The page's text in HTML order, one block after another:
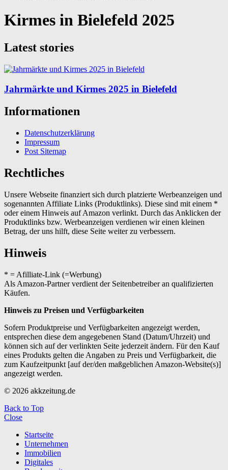
Kirmes in Bielefeld 2025
Latest stories
Jahrmärkte und Kirmes 2025 in Bielefeld
Informationen
Datenschutzerklärung
Impressum
Post Sitemap
Rechtliches
Unsere Webseite finanziert sich durch platzierte Werbeanzeigen und
sogenannten Affiliate Links (Produktlinks). Diese sind mit einem *
oder einem Hinweis auf Amazon verlinkt. Durch das Anklicken der
Produktlinks bzw. Werbeanzeigen verdienen wir einen kleinen
Betrag, der uns hilft, diese Seite weiter zu verbessern.
Hinweis
* = Afilliate-Link (=Werbung)
Als Amazon-Partner verdient der Seitenbetreiber an qualifizierten
Käufen.
Hinweis zu Preisen und Verfügbarkeiten
Sofern Produktpreise und Verfügbarkeiten angezeigt werden,
entsprechen diese dem angegebenen Stand (Datum/Uhrzeit) und
können sich auf der verlinkten Seite jederzeit ändern. Für den Kauf
eines Produkts gelten die Angaben zu Preis und Verfügbarkeit, die
zum Kaufzeitpunkt [auf der/den maßgeblichen Amazon-Website(s)]
angezeigt werden.
© 2026 akkzeitung.de
Back to Top
Close
Startseite
Unternehmen
Immobilien
Digitales